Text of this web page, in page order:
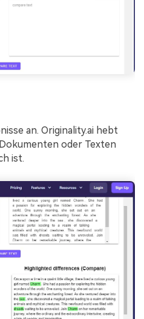
an. Originality.ai hebt
oder Texten
ist.